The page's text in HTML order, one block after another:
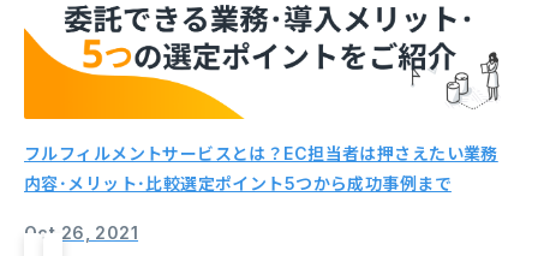
フルフィルメントサービスとは？EC担当者は押さえたい業務
内容･メリット･比較選定ポイント5つから成功事例まで
Oct 26, 2021